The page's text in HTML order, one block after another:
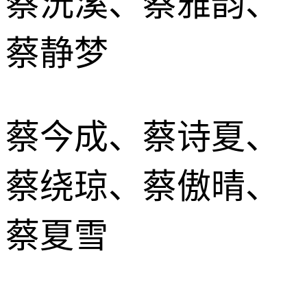
蔡静梦
蔡今成、蔡诗夏、
蔡绕琼、蔡傲晴、
蔡夏雪